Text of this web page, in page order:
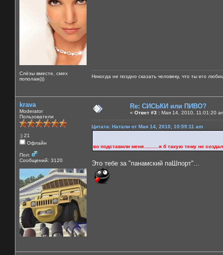
Слёзы вместе, смех
пополам)))
Никогда не поздно сказать человеку, что ты его
krava
Moderator
Пользователи
:) 21
Офлайн
Пол:
Сообщений: 3120
Re: СИСЬКИ или ПИВО?
« Ответ #3 : Мая 14, 2010, 11:01:20
Цитата: Натали от Мая 14, 2010, 10:59:11 am
во подставили меня..........я б такую тему не
Это тебе за "панамский паШпорт"...